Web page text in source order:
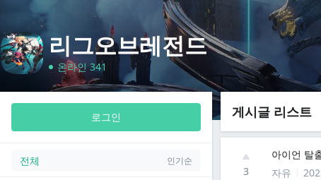
리그오브레전드
온라인 341
로그인
전체 인기순
게시글 리스트
3
아이언 탈
자유